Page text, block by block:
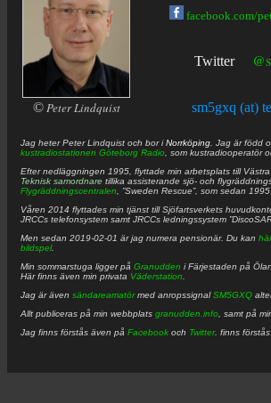
© Peter Lindquist
facebook.com/
Twitter
sm5gxq (at)
Jag heterPeter Lindquist och bor iNorrköping . Jag är född
kustradiostationen Göteborg Radio , som kustradiooperatör
Efter nedläggningen 1995, flyttade min arbetsplats till
Teknisk samordnare tillika assisterande sjö- och
Flygräddningscentralen , ”Sweden Rescue”, som sedan
Våren 2014 flyttades min tjänst till Sjöfartsverkets
JRCCs telefonsystem samt JRCCs ledningssystem
Men sedan 2019-02-01 är jag numera pensionär. Du kan
bildspel.
Min sommarstuga ligger på Granudden i Färjestaden på
Här finns även min privata Väderstation
Jag är även sändareamatörmed anropssignalSM5GXQ
Allt publiceras på min webbplats granudden.info , samt på
Jag finns förstås även på Facebook och Twitter. finns